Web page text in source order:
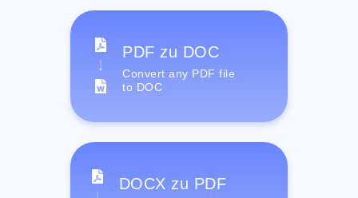
PDF zu DOC
Convert any PDF file
to DOC
DOCX zu PDF